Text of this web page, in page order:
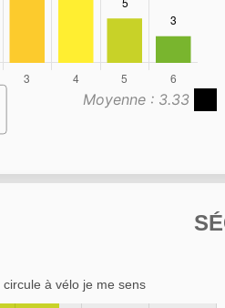
Moyenne : 3.33
à vélo je me sens